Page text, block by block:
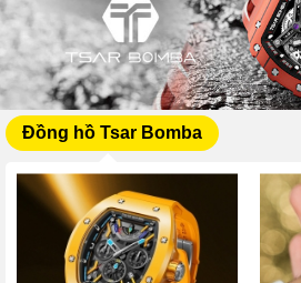
Đồng hồ Tsar Bomba